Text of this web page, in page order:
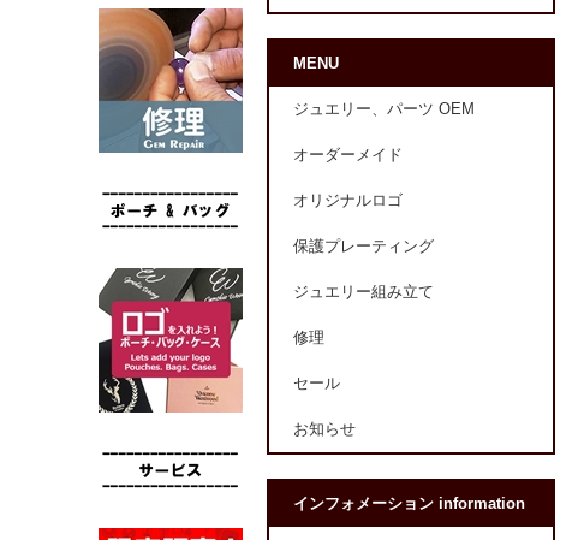
MENU
ジュエリー、パーツ OEM
オーダーメイド
オリジナルロゴ
保護プレーティング
ジュエリー組み立て
修理
セール
お知らせ
インフォメーション information